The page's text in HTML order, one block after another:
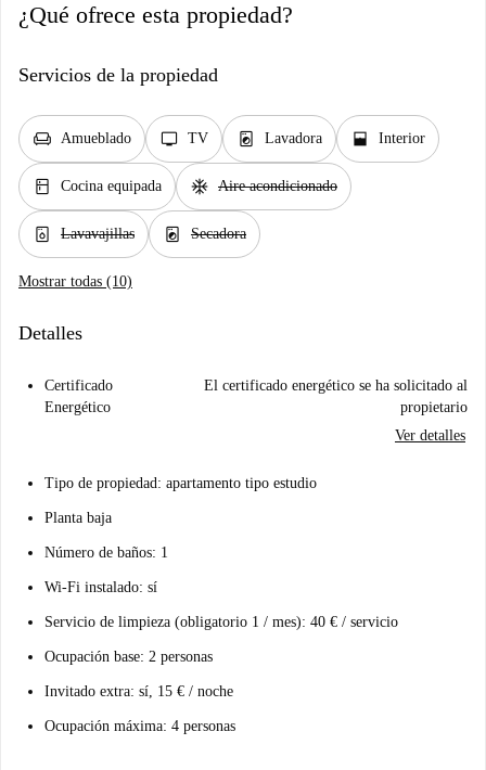
¿Qué ofrece esta propiedad?
Servicios de la propiedad
chair Amueblado tv TV local_laundry_service Lavadora window_open Interior
kitchen Cocina equipada ac_unit Aire acondicionado
dishwasher_gen Lavavajillas local_laundry_service Secadora
Mostrar todas (10)
Detalles
Certificado
Energético
El certificado energético se ha solicitado al
propietario
Ver detalles
Tipo de propiedad: apartamento tipo estudio
Planta baja
Número de baños: 1
Wi-Fi instalado: sí
Servicio de limpieza (obligatorio 1 / mes): 40 € / servicio
Ocupación base: 2 personas
Invitado extra: sí, 15 € / noche
Ocupación máxima: 4 personas